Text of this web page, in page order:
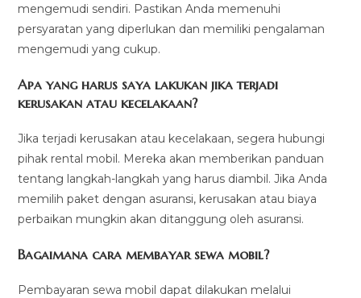
mengemudi sendiri. Pastikan Anda memenuhi
persyaratan yang diperlukan dan memiliki pengalaman
mengemudi yang cukup.
Apa yang harus saya lakukan jika terjadi
kerusakan atau kecelakaan?
Jika terjadi kerusakan atau kecelakaan, segera hubungi
pihak rental mobil. Mereka akan memberikan panduan
tentang langkah-langkah yang harus diambil. Jika Anda
memilih paket dengan asuransi, kerusakan atau biaya
perbaikan mungkin akan ditanggung oleh asuransi.
Bagaimana cara membayar sewa mobil?
Pembayaran sewa mobil dapat dilakukan melalui